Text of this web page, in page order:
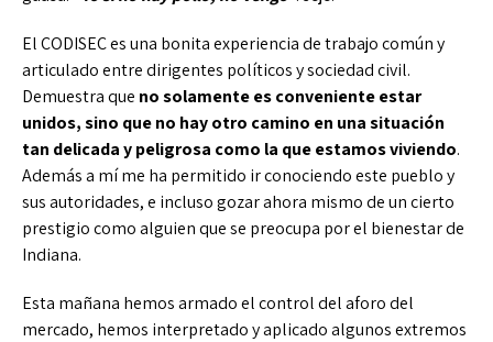
El CODISEC es una bonita experiencia de trabajo común y
articulado entre dirigentes políticos y sociedad civil.
Demuestra que no solamente es conveniente estar
unidos, sino que no hay otro camino en una situación
tan delicada y peligrosa como la que estamos viviendo.
Además a mí me ha permitido ir conociendo este pueblo y
sus autoridades, e incluso gozar ahora mismo de un cierto
prestigio como alguien que se preocupa por el bienestar de
Indiana.
Esta mañana hemos armado el control del aforo del
mercado, hemos interpretado y aplicado algunos extremos